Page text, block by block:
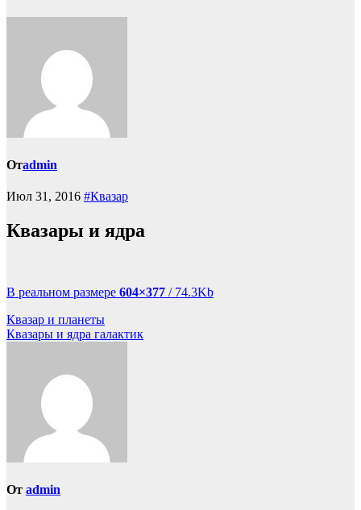
Отadmin
Июл 31, 2016 #Квазар
Квазары и ядра
В реальном размере 604×377 / 74.3Kb
Навигация
по
Квазар и планеты
Квазары и ядра галактик
От admin